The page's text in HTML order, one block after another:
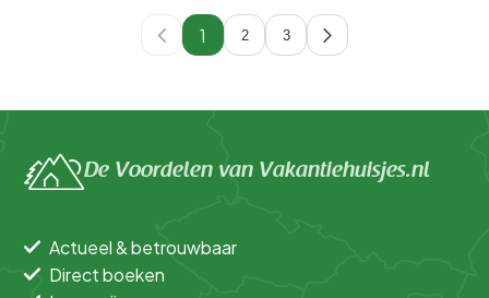
1 2 3
De Voordelen van Vakantiehuisjes.nl
Actueel & betrouwbaar
Direct boeken